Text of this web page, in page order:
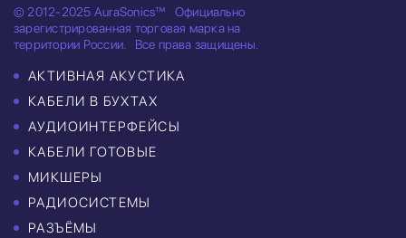
© 2012-2025 AuraSonics™
Официально
зарегистрированная торговая марка на
территории России.
Все права защищены.
АКТИВНАЯ АКУСТИКА
КАБЕЛИ В БУХТАХ
АУДИОИНТЕРФЕЙСЫ
КАБЕЛИ ГОТОВЫЕ
МИКШЕРЫ
РАДИОСИСТЕМЫ
РАЗЪЁМЫ